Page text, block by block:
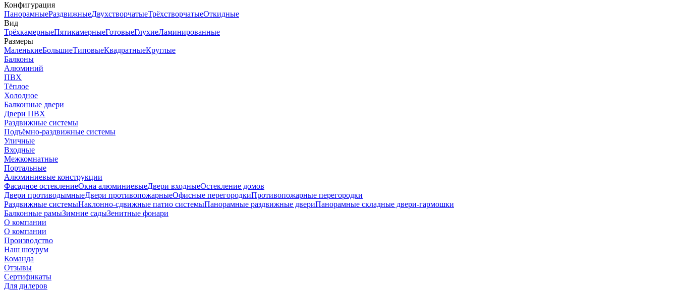
Конфигурация
ПанорамныеРаздвижныеДвухстворчатыеТрёхстворчатыеОткидные
Вид
ТрёхкамерныеПятикамерныеГотовыеГлухиеЛаминированные
Размеры
МаленькиеБольшиеТиповыеКвадратныеКруглые
Балконы
Алюминий
ПВХ
Тёплое
Холодное
Балконные двери
Двери ПВХ
Раздвижные системы
Подъёмно-раздвижные системы
Уличные
Входные
Межкомнатные
Портальные
Алюминиевые конструкции
Фасадное остеклениеОкна алюминиевыеДвери входныеОстекление домов
Двери противодымныеДвери противопожарныеОфисные перегородкиПротивопожарные перегородки
Раздвижные системыНаклонно-сдвижные патио системыПанорамные раздвижные двериПанорамные складные двери-гармошки
Балконные рамыЗимние садыЗенитные фонари
О компании
О компании
Производство
Наш шоурум
Команда
Отзывы
Сертификаты
Для дилеров